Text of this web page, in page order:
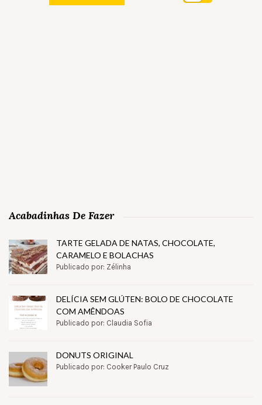
Acabadinhas De Fazer
TARTE GELADA DE NATAS, CHOCOLATE,
CARAMELO E BOLACHAS
Publicado por: Zélinha
DELÍCIA SEM GLÚTEN: BOLO DE CHOCOLATE
COM AMÊNDOAS
Publicado por: Claudia Sofia
DONUTS ORIGINAL
Publicado por: Cooker Paulo Cruz